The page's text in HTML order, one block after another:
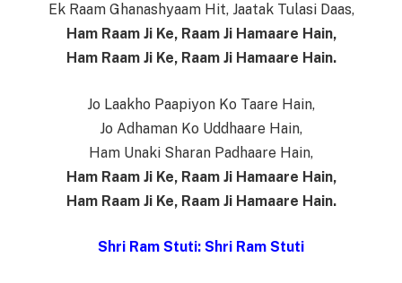
Ek Raam Ghanashyaam Hit, Jaatak Tulasi Daas,
Ham Raam Ji Ke, Raam Ji Hamaare Hain,
Ham Raam Ji Ke, Raam Ji Hamaare Hain.
Jo Laakho Paapiyon Ko Taare Hain,
Jo Adhaman Ko Uddhaare Hain,
Ham Unaki Sharan Padhaare Hain,
Ham Raam Ji Ke, Raam Ji Hamaare Hain,
Ham Raam Ji Ke, Raam Ji Hamaare Hain.
Shri Ram Stuti: Shri Ram Stuti